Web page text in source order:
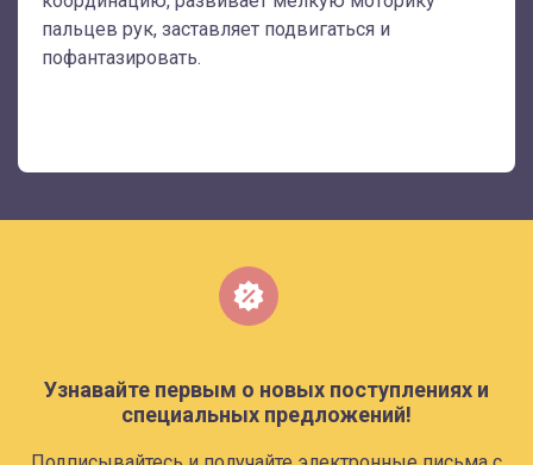
пальцев рук, заставляет подвигаться и
пофантазировать.
Узнавайте первым о новых поступлениях и
специальных предложений!